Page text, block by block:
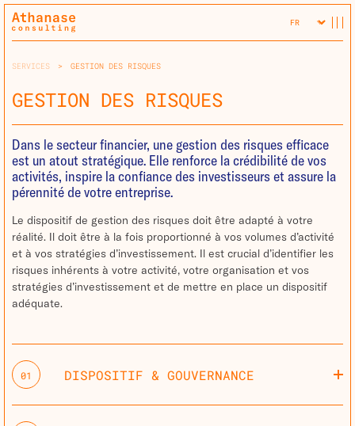
SERVICES > GESTION DES RISQUES
GESTION DES RISQUES
Dans le secteur financier, une gestion des risques efficace
est un atout stratégique. Elle renforce la crédibilité de vos
activités, inspire la confiance des investisseurs et assure la
pérennité de votre entreprise.
Le dispositif de gestion des risques doit être adapté à votre
réalité. Il doit être à la fois proportionné à vos volumes d’activité
et à vos stratégies d’investissement. Il est crucial d’identifier les
risques inhérents à votre activité, votre organisation et vos
stratégies d’investissement et de mettre en place un dispositif
adéquate.
01 DISPOSITIF & GOUVERNANCE